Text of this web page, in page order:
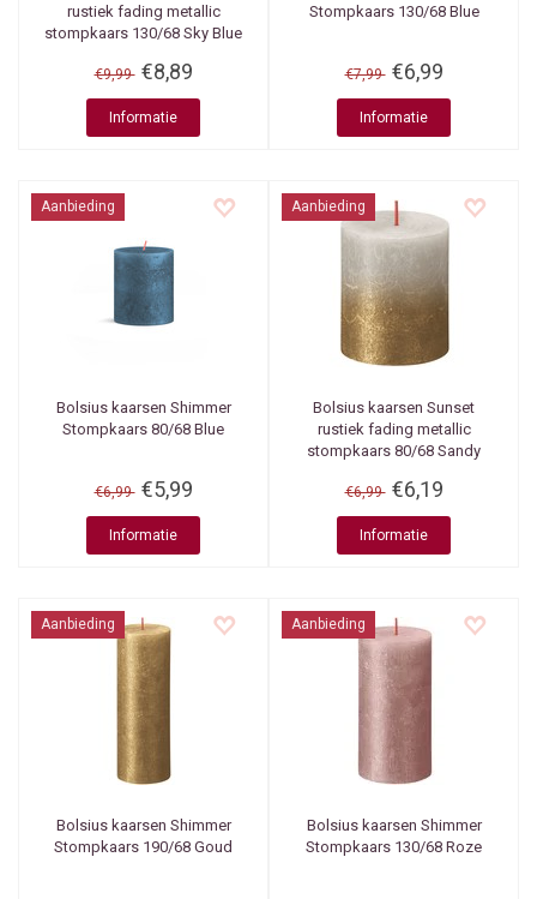
rustiek fading metallic
stompkaars 130/68 Sky Blue
€9,99 €8,89
Informatie
Stompkaars 130/68 Blue
€7,99 €6,99
Informatie
Aanbieding
Bolsius kaarsen Shimmer
Stompkaars 80/68 Blue
€6,99 €5,99
Informatie
Aanbieding
Bolsius kaarsen Sunset
rustiek fading metallic
stompkaars 80/68 Sandy
€6,99 €6,19
Informatie
Aanbieding
Bolsius kaarsen Shimmer
Stompkaars 190/68 Goud
Aanbieding
Bolsius kaarsen Shimmer
Stompkaars 130/68 Roze